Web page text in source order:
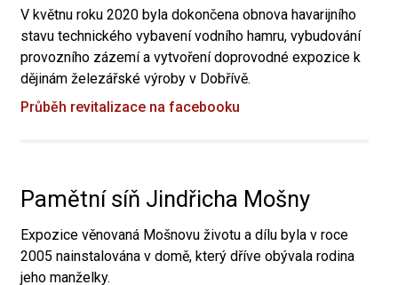
V květnu roku 2020 byla dokončena obnova havarijního
stavu technického vybavení vodního hamru, vybudování
provozního zázemí a vytvoření doprovodné expozice k
dějinám železářské výroby v Dobřívě.
Průběh revitalizace na facebooku
Pamětní síň Jindřicha Mošny
Expozice věnovaná Mošnovu životu a dílu byla v roce
2005 nainstalována v domě, který dříve obývala rodina
jeho manželky.